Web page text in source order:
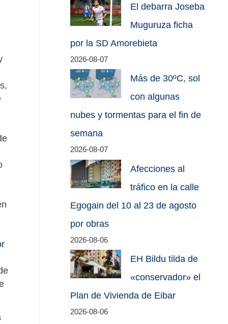
El debarra Joseba
Muguruza ficha
por la SD Amorebieta
2026-08-07
Más de 30ºC, sol
con algunas
nubes y tormentas para el fin de
semana
2026-08-07
Afecciones al
tráfico en la calle
Egogain del 10 al 23 de agosto
por obras
2026-08-06
EH Bildu tilda de
«conservador» el
Plan de Vivienda de Eibar
2026-08-06